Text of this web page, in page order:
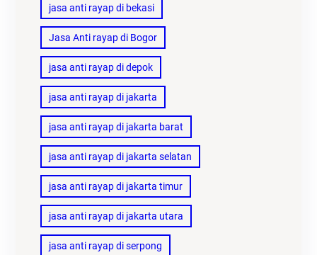
jasa anti rayap di bekasi
Jasa Anti rayap di Bogor
jasa anti rayap di depok
jasa anti rayap di jakarta
jasa anti rayap di jakarta barat
jasa anti rayap di jakarta selatan
jasa anti rayap di jakarta timur
jasa anti rayap di jakarta utara
jasa anti rayap di serpong